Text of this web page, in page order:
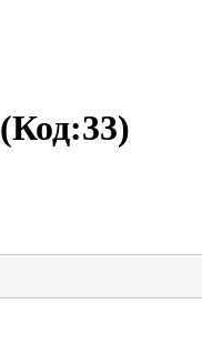
(Код:33)